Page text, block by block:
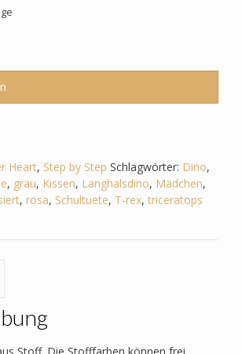
Heart, Step by Step Schlagwörter: Dino,
, grau, Kissen, Langhalsdino, Mädchen,
, rosa, Schultuete, T-rex, triceratops
Stoff. Die Stofffarben können frei